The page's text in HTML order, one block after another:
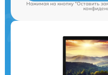
Нажимая на кнопку "Оставить